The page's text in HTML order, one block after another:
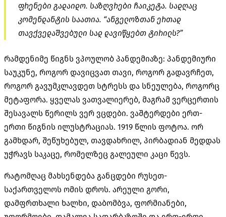
ფრენები გადაიდო. საზღვრები ჩაიკეტა. სადღაც
კომენდანტის საათია. “ანგელოზთან ერთად
თავქვედაშვებული სად დავიწყებთ ტირილს?”
რამდენიმე წიგნს ვპოულობ პანდემიაზე: პანდემიური
საუკუნე, როგორ დავიცვათ თავი, როგორ გადავრჩეთ,
როგორ გავუმკლავდეთ სტრესს და სნეულება, როგორც
მეტაფორა. ყველას ვათვალიერებ, მაგრამ ვერცერთის
შესავალს წერილს ვერ ვცდები. ვაშტერდები ერთ-
ერთი წიგნის ილუსტრაციას. 1919 წლის ფოტოა. ორ
გამხდარ, შეწუხებულ, თავდახრილ, პირბადიან მედდას
უჭრავს საკაცე, რომელზეც გალეული კაცი წევს.
რატომღაც მახსენდება განცდები რუსეთ-
საქართველოს ომის დროს. არეული გორი,
დამფრთხალი ხალხი, დაბომბვა, ფორმიანები,